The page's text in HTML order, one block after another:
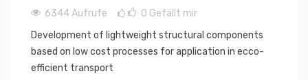
6344 Aufrufe 0 Gefällt mir
Development of lightweight structural components
based on low cost processes for application in ecco-
efficient transport